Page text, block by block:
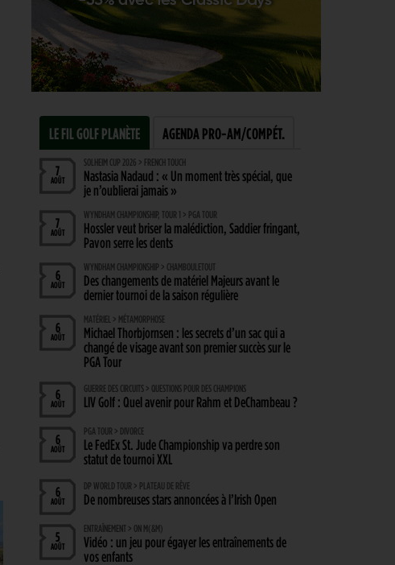
LE FIL GOLF PLANÈTE AGENDA PRO-AM/COMPÉT.
7
AOÛT
SOLHEIM CUP 2026 > FRENCH TOUCH
Nastasia Nadaud : « Un moment très spécial, que
je n’oublierai jamais »
7
AOÛT
WYNDHAM CHAMPIONSHIP, TOUR 1 > PGA TOUR
Hossler veut briser la malédiction, Saddier fringant,
Pavon serre les dents
6
AOÛT
WYNDHAM CHAMPIONSHIP > CHAMBOULETOUT
Des changements de matériel Majeurs avant le
dernier tournoi de la saison régulière
6
AOÛT
MATÉRIEL > MÉTAMORPHOSE
Michael Thorbjornsen : les secrets d’un sac qui a
changé de visage avant son premier succès sur le
PGA Tour
6
AOÛT
GUERRE DES CIRCUITS > QUESTIONS POUR DES CHAMPIONS
LIV Golf : Quel avenir pour Rahm et DeChambeau ?
6
AOÛT
PGA TOUR > DIVORCE
Le FedEx St. Jude Championship va perdre son
statut de tournoi XXL
6
AOÛT
DP WORLD TOUR > PLATEAU DE RÊVE
De nombreuses stars annoncées à l’Irish Open
5
AOÛT
ENTRAÎNEMENT > ON M(&M)
Vidéo : un jeu pour égayer les entraînements de
vos enfants